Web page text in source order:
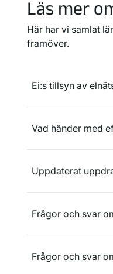
Läs mer
Här har vi samlat
framöver.
Ei:s tillsyn av
Vad händer med
Uppdaterat
Frågor och svar
Frågor och svar